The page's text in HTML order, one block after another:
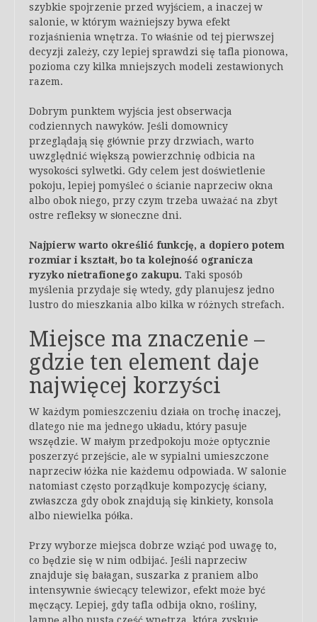
szybkie spojrzenie przed wyjściem, a inaczej w
salonie, w którym ważniejszy bywa efekt
rozjaśnienia wnętrza. To właśnie od tej pierwszej
decyzji zależy, czy lepiej sprawdzi się tafla pionowa,
pozioma czy kilka mniejszych modeli zestawionych
razem.
Dobrym punktem wyjścia jest obserwacja
codziennych nawyków. Jeśli domownicy
przeglądają się głównie przy drzwiach, warto
uwzględnić większą powierzchnię odbicia na
wysokości sylwetki. Gdy celem jest doświetlenie
pokoju, lepiej pomyśleć o ścianie naprzeciw okna
albo obok niego, przy czym trzeba uważać na zbyt
ostre refleksy w słoneczne dni.
Najpierw warto określić funkcję, a dopiero potem
rozmiar i kształt, bo ta kolejność ogranicza
ryzyko nietrafionego zakupu. Taki sposób
myślenia przydaje się wtedy, gdy planujesz jedno
lustro do mieszkania albo kilka w różnych strefach.
Miejsce ma znaczenie –
gdzie ten element daje
najwięcej korzyści
W każdym pomieszczeniu działa on trochę inaczej,
dlatego nie ma jednego układu, który pasuje
wszędzie. W małym przedpokoju może optycznie
poszerzyć przejście, ale w sypialni umieszczone
naprzeciw łóżka nie każdemu odpowiada. W salonie
natomiast często porządkuje kompozycję ściany,
zwłaszcza gdy obok znajdują się kinkiety, konsola
albo niewielka półka.
Przy wyborze miejsca dobrze wziąć pod uwagę to,
co będzie się w nim odbijać. Jeśli naprzeciw
znajduje się bałagan, suszarka z praniem albo
intensywnie świecący telewizor, efekt może być
męczący. Lepiej, gdy tafla odbija okno, rośliny,
lampę albo pustą część wnętrza, która zyskuje